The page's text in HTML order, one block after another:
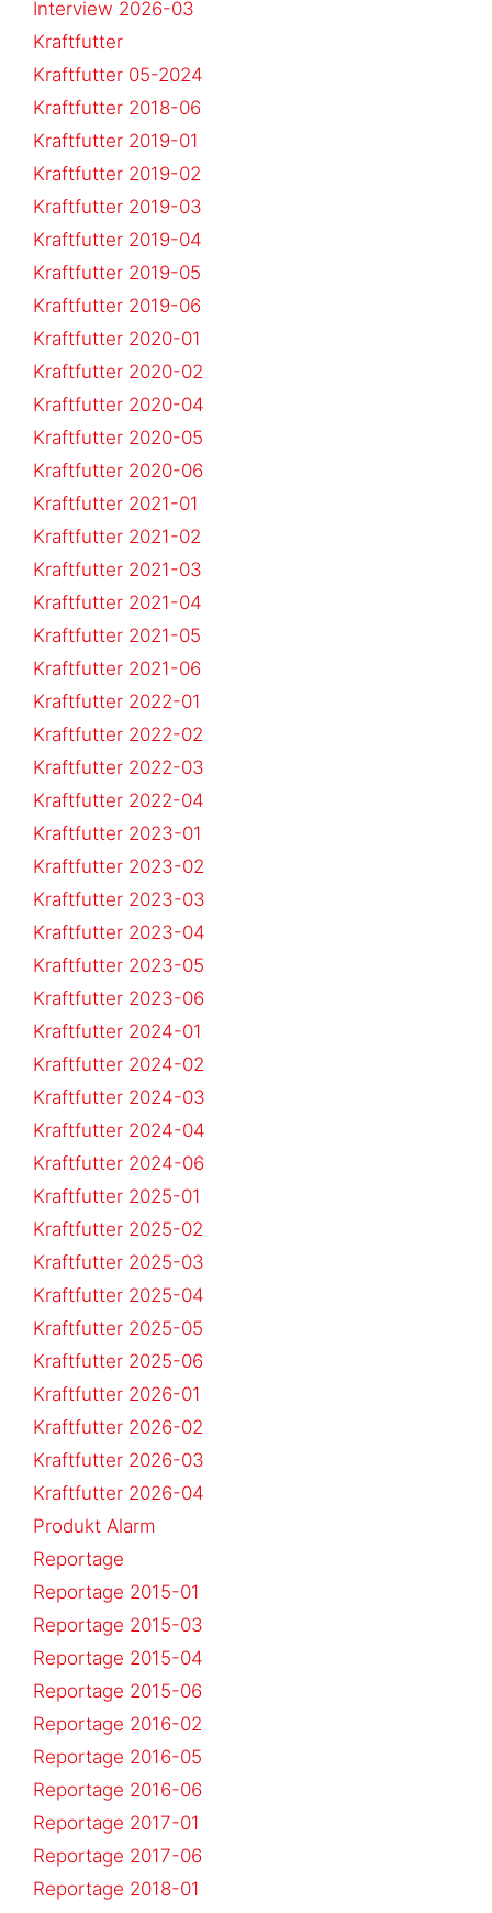
Interview 2026-03
Kraftfutter
Kraftfutter 05-2024
Kraftfutter 2018-06
Kraftfutter 2019-01
Kraftfutter 2019-02
Kraftfutter 2019-03
Kraftfutter 2019-04
Kraftfutter 2019-05
Kraftfutter 2019-06
Kraftfutter 2020-01
Kraftfutter 2020-02
Kraftfutter 2020-04
Kraftfutter 2020-05
Kraftfutter 2020-06
Kraftfutter 2021-01
Kraftfutter 2021-02
Kraftfutter 2021-03
Kraftfutter 2021-04
Kraftfutter 2021-05
Kraftfutter 2021-06
Kraftfutter 2022-01
Kraftfutter 2022-02
Kraftfutter 2022-03
Kraftfutter 2022-04
Kraftfutter 2023-01
Kraftfutter 2023-02
Kraftfutter 2023-03
Kraftfutter 2023-04
Kraftfutter 2023-05
Kraftfutter 2023-06
Kraftfutter 2024-01
Kraftfutter 2024-02
Kraftfutter 2024-03
Kraftfutter 2024-04
Kraftfutter 2024-06
Kraftfutter 2025-01
Kraftfutter 2025-02
Kraftfutter 2025-03
Kraftfutter 2025-04
Kraftfutter 2025-05
Kraftfutter 2025-06
Kraftfutter 2026-01
Kraftfutter 2026-02
Kraftfutter 2026-03
Kraftfutter 2026-04
Produkt Alarm
Reportage
Reportage 2015-01
Reportage 2015-03
Reportage 2015-04
Reportage 2015-06
Reportage 2016-02
Reportage 2016-05
Reportage 2016-06
Reportage 2017-01
Reportage 2017-06
Reportage 2018-01